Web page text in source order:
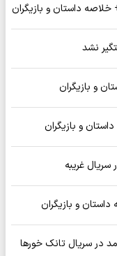
داستان و بازیگران
نشد
و بازیگران
و بازیگران
سریال غریبه
و بازیگران
در سریال تانک خورها